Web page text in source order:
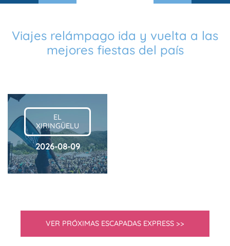
Viajes relámpago ida y vuelta a las
mejores fiestas del país
EL
XIRINGÜELU
2026-08-09
VER PRÓXIMAS ESCAPADAS EXPRESS >>